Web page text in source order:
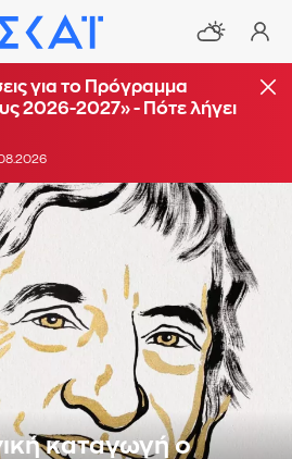
για το Πρόγραμμα
2026-2027» - Πότε λήγει
καταγωγή ο